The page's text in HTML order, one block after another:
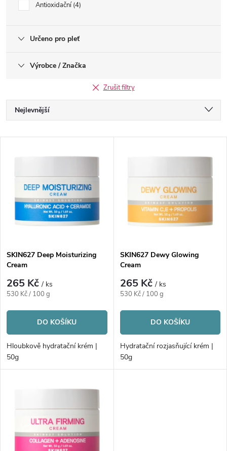
Antioxidační 4
Určeno pro pleť
Výrobce / Značka
Zrušit filtry
Ř
a
n
p
r
o
d
u
ů
Nejlevnější
p
s
p
r
o
d
u
k
SKIN627 Deep Moisturizing
Cream
265 Kč/ ks
Měrná
530 Kč / 100 g
DO KOŠÍKU
Hloubkově hydratační krém |
50g
SKIN627 Dewy Glowing
Cream
265 Kč/ ks
Měrná
530 Kč / 100 g
DO KOŠÍKU
Hydratační rozjasňující krém |
50g